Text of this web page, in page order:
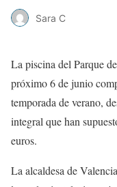
Sara C
La piscina del Parque
próximo 6 de junio
temporada de verano,
integral que han
euros.
La alcaldesa de